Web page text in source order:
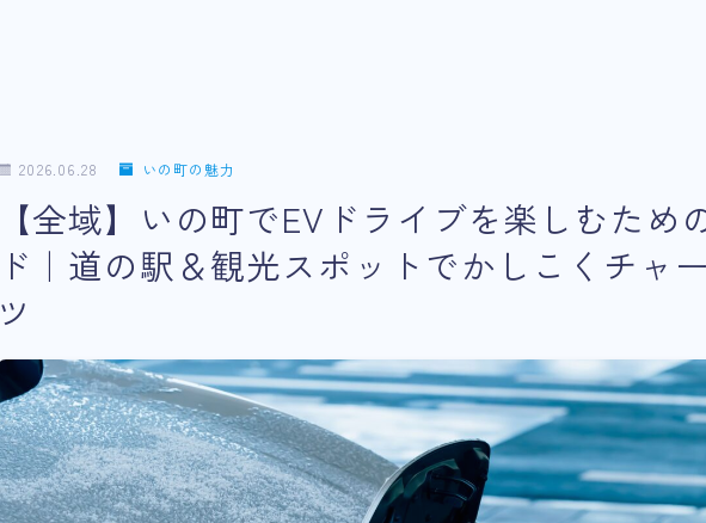
2026.06.28 いの町の魅力
【全域】いの町でEVドライブを楽しむため
ド｜道の駅＆観光スポットでかしこくチャ
ツ